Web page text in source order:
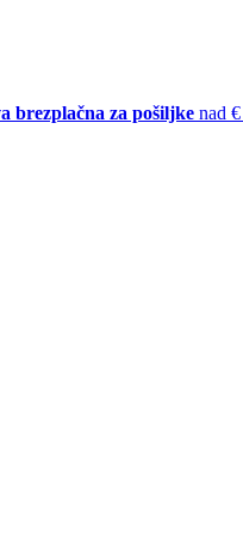
brezplačna za pošiljke nad